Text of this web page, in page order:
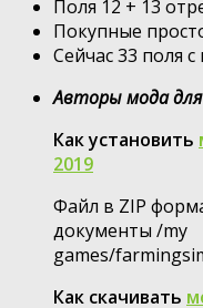
Поля 12 + 13
Покупные
Сейчас 33 поля
Авторы мода для
Как установить
2019
Файл в ZIP
документы /my
games/
Как скачивать